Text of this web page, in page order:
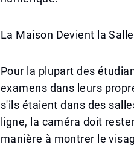
La Maison Devient la
Pour la plupart des
examens dans leurs
s'ils étaient dans des
ligne, la caméra doit
manière à montrer le